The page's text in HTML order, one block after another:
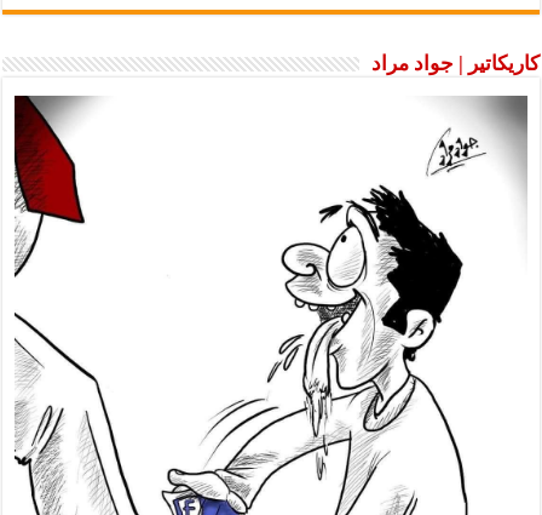
كاريكاتير | جواد مراد